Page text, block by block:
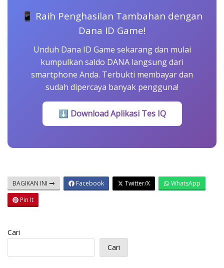
📱 Raih Penghasilan Tambahan dengan
Dana ID Game!
Unduh Dana ID Game sekarang dan mulai
kumpulkan saldo DANA langsung dari
smartphone Anda. Terbukti membayar dan
sudah dipercaya banyak pengguna!
⬇ Download Aplikasi Tes IQ
BAGIKAN INI Facebook Twitter/X
WhatsApp
Pin It
Cari
Cari